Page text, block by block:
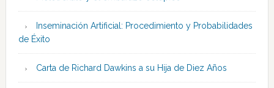
Inseminación Artificial: Procedimiento y Probabilidades
de Éxito
Carta de Richard Dawkins a su Hija de Diez Años